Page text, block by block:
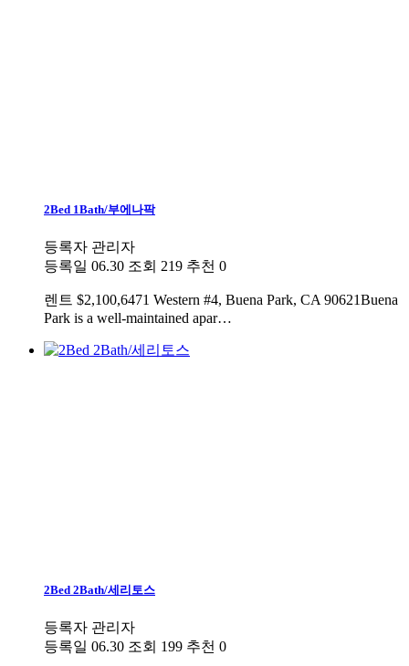
2Bed 1Bath/부에나팍
등록자 관리자
등록일 06.30 조회 219 추천 0
렌트 $2,100,6471 Western #4, Buena Park, CA 90621Buena
Park is a well-maintained apar…
2Bed 2Bath/세리토스
등록자 관리자
등록일 06.30 조회 199 추천 0